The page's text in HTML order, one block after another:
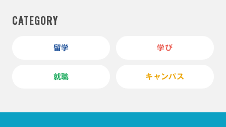
CATEGORY
留学 学び
就職 キャンパス